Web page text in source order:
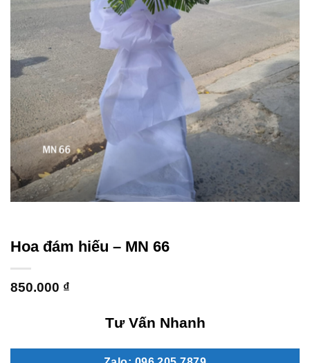
Hoa đám hiếu – MN 66
850.000 ₫
Tư Vấn Nhanh